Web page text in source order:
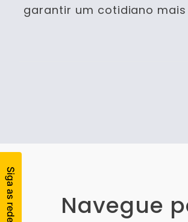
garantir um cotidiano mais
Navegue